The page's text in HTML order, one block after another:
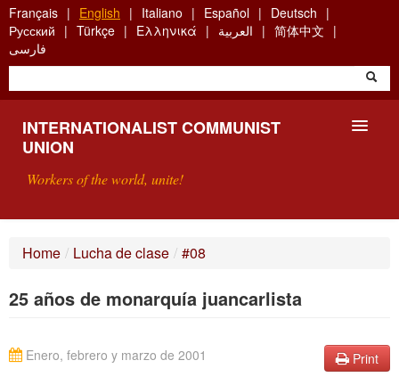
Skip
to
main
content
Français English Italiano Español
Deutsch
Русский
Türkçe Ελληνικά العربية
简体中文
فارسی
INTERNATIONALIST COMMUNIST
UNION
Workers of the world, unite!
CONTACT
Home / Lucha de clase / #08
25 años de monarquía juancarlista
Print
Enero, febrero y marzo de 2001